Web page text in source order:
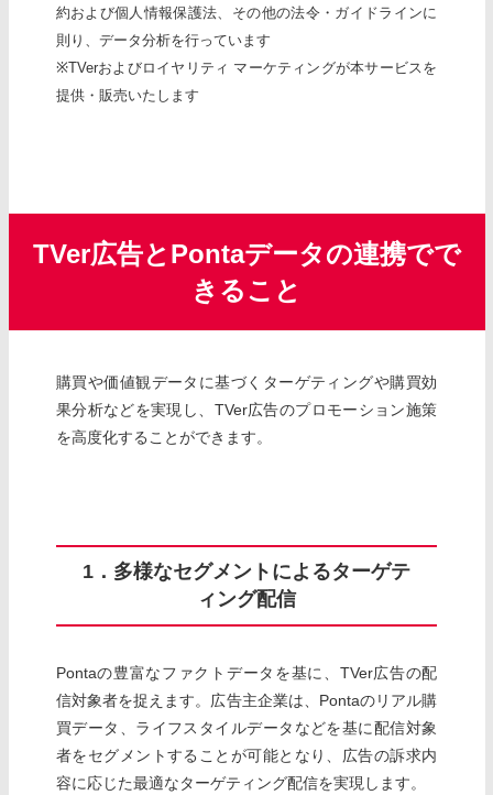
約および個人情報保護法、その他の法令・ガイドラインに
則り、データ分析を行っています
※TVerおよびロイヤリティ マーケティングが本サービスを
提供・販売いたします
TVer広告とPontaデータの連携でで
きること
購買や価値観データに基づくターゲティングや購買効
果分析などを実現し、TVer広告のプロモーション施策
を高度化することができます。
1．多様なセグメントによるターゲテ
ィング配信
Pontaの豊富なファクトデータを基に、TVer広告の配
信対象者を捉えます。広告主企業は、Pontaのリアル購
買データ、ライフスタイルデータなどを基に配信対象
者をセグメントすることが可能となり、広告の訴求内
容に応じた最適なターゲティング配信を実現します。